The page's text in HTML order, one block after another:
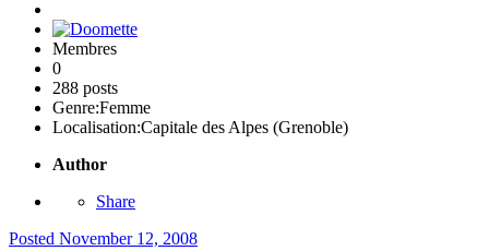
Membres
0
288 posts
Genre:Femme
Localisation:Capitale des Alpes (Grenoble)
Author
Share
Posted November 12, 2008